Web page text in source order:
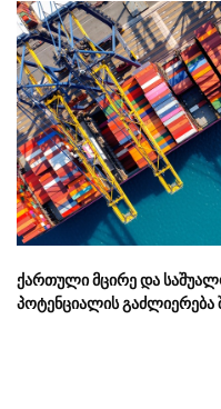
ქართული მცირე და
პოტენციალის გაძლიერება